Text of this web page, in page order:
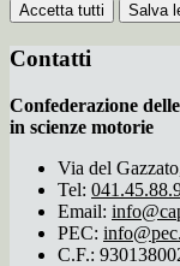
Accetta tutti Salva
Contatti
Confederazione
in scienze motorie
Via del
Tel:
Email:
PEC:
C.F.: